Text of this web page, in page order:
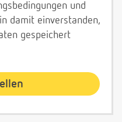
und
damit einverstanden,
gespeichert